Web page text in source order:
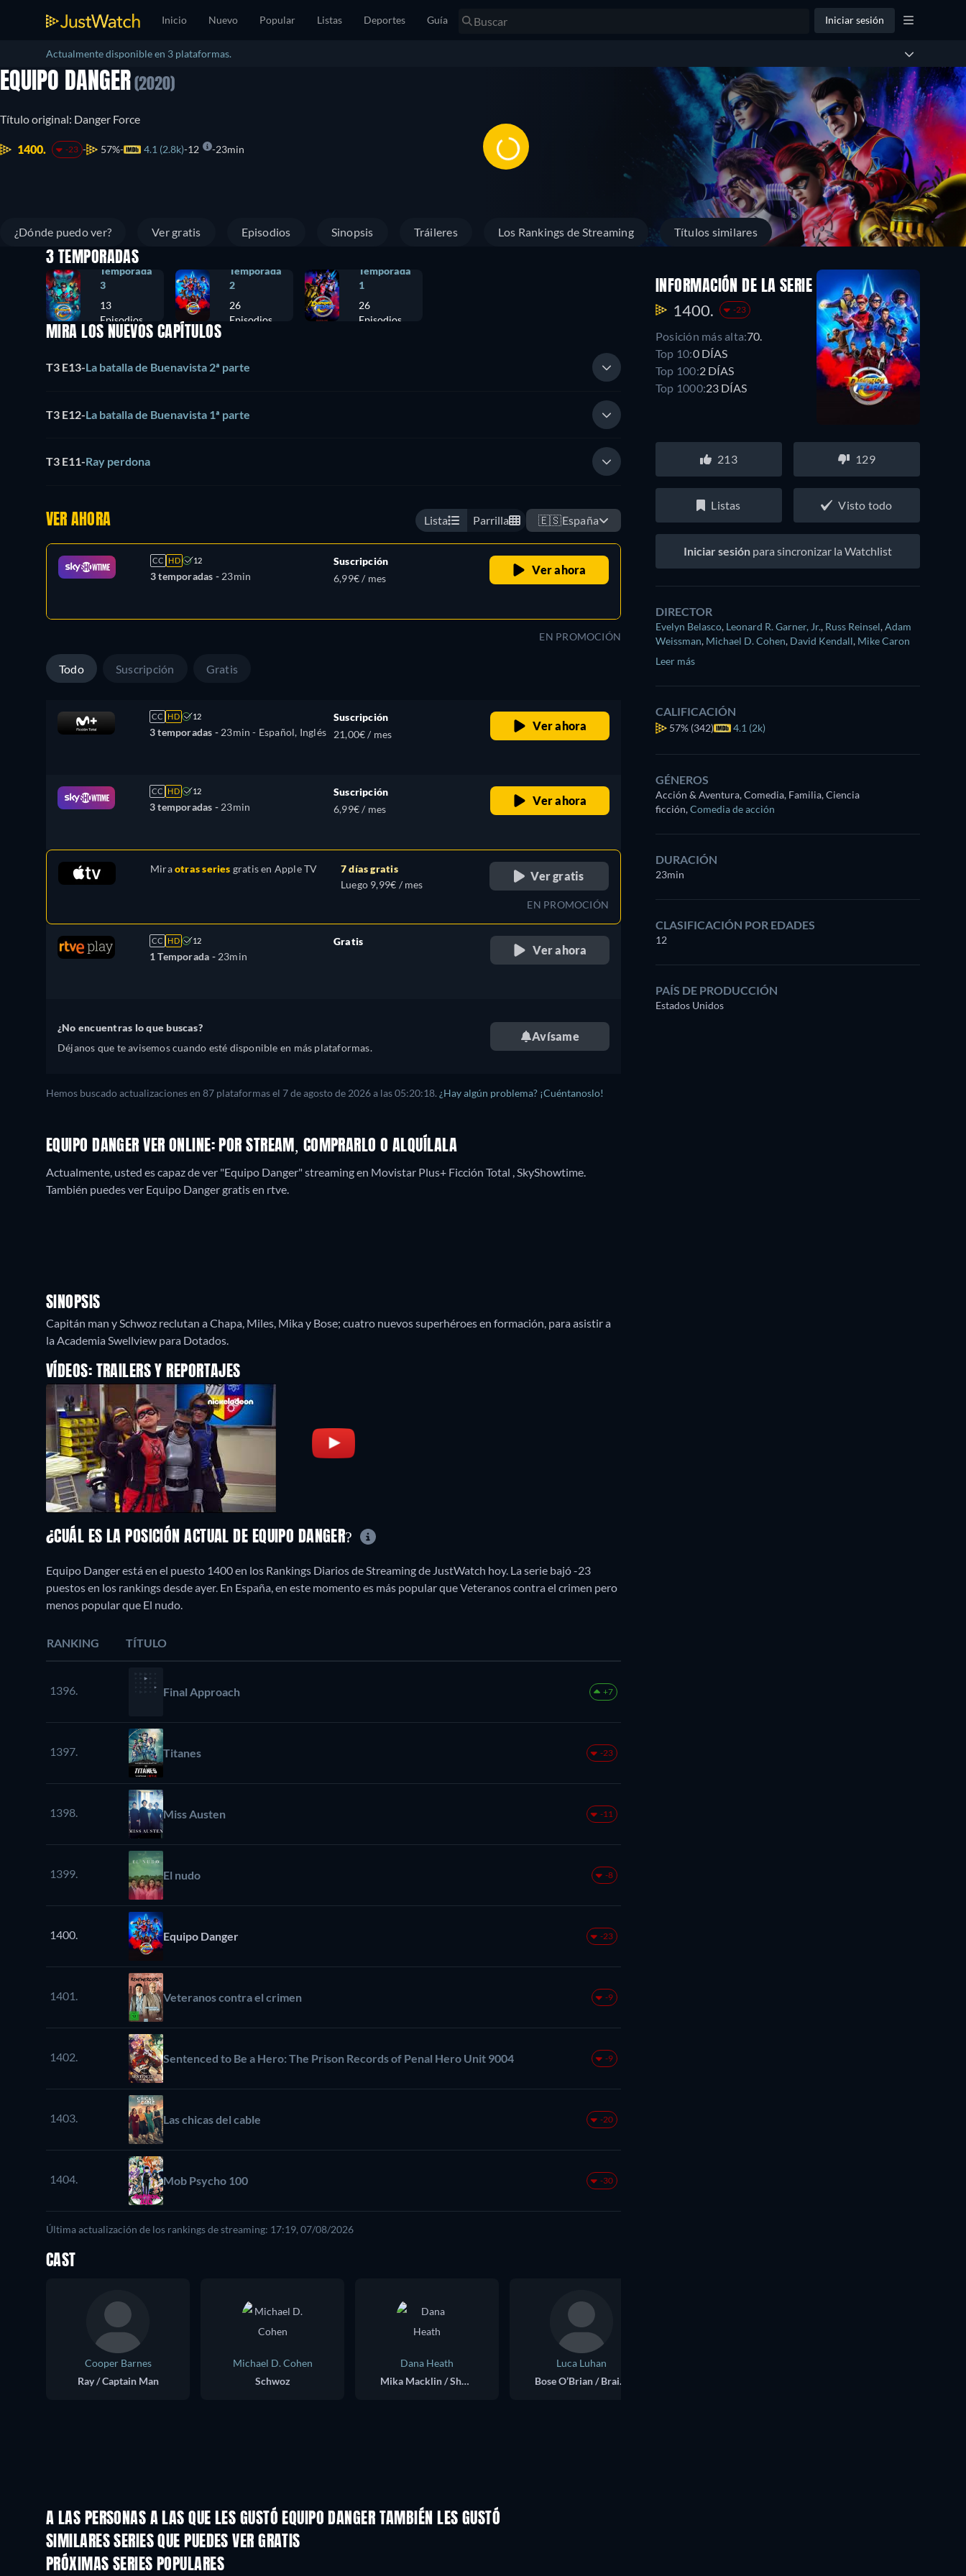
Inicio Nuevo Popular Listas Deportes Guía Iniciar sesión
Actualmente disponible en 3 plataformas.
EQUIPO DANGER (2020)
Título original: Danger Force
1400. -23 57% 4.1 (2.8k) 12 23min
¿Dónde puedo ver? Ver gratis Episodios Sinopsis Tráileres Los Rankings de Streaming Títulos similares
3 TEMPORADAS
Temporada
3
13
Episodios
Temporada
2
26
Episodios
Temporada
1
26
Episodios
MIRA LOS NUEVOS CAPÍTULOS
T3 E13-La batalla de Buenavista 2ª parte
T3 E12-La batalla de Buenavista 1ª parte
T3 E11-Ray perdona
VER AHORA Lista Parrilla 🇪🇸España
CC HD 12
3 temporadas - 23min
Suscripción
6,99€ / mes
Ver ahora
EN PROMOCIÓN
Todo Suscripción Gratis
CC HD 12
3 temporadas - 23min - Español, Inglés
Suscripción
21,00€ / mes
Ver ahora
CC HD 12
3 temporadas - 23min
Suscripción
6,99€ / mes
Ver ahora
Miraotras series gratis en Apple TV
7 días gratis
Luego 9,99€ / mes
Ver gratis
EN PROMOCIÓN
CC HD 12
1 Temporada - 23min
Gratis
Ver ahora
¿No encuentras lo que buscas?
Déjanos que te avisemos cuando esté disponible en más plataformas.
Avísame
Hemos buscado actualizaciones en 87 plataformas el 7 de agosto de 2026a las05:20:18. ¿Hay algún problema? ¡Cuéntanoslo!
EQUIPO DANGER VER ONLINE: POR STREAM, COMPRARLO O ALQUÍLALA
Actualmente, usted es capaz de ver "Equipo Danger" streaming en Movistar Plus+ Ficción Total , SkyShowtime.
También puedes ver Equipo Danger gratis en rtve.
SINOPSIS
Capitán man y Schwoz reclutan a Chapa, Miles, Mika y Bose; cuatro nuevos superhéroes en formación, para asistir a
la Academia Swellview para Dotados.
VÍDEOS: TRAILERS Y REPORTAJES
INFORMACIÓN DE LA SERIE
1400. -23
Posición más alta:70.
Top 10:0 DÍAS
Top 100:2 DÍAS
Top 1000:23 DÍAS
213 129
Listas Visto todo
Iniciar sesión para sincronizar la Watchlist
DIRECTOR
Evelyn Belasco, Leonard R. Garner, Jr., Russ Reinsel,Adam
Weissman, Michael D. Cohen, David Kendall, Mike Caron
Leer más
CALIFICACIÓN
57% (342) 4.1 (2k)
GÉNEROS
Acción & Aventura, Comedia, Familia, Ciencia
ficción,Comedia de acción
DURACIÓN
23min
CLASIFICACIÓN POR EDADES
12
PAÍS DE PRODUCCIÓN
Estados Unidos
¿CUÁL ES LA POSICIÓN ACTUAL DE EQUIPO DANGER?
Equipo Danger está en el puesto 1400 en los Rankings Diarios de Streaming de JustWatch hoy. La serie bajó -23
puestos en los rankings desde ayer. En España, en este momento es más popular que Veteranos contra el crimen pero
menos popular que El nudo.
RANKING TÍTULO
1396. Final Approach +7
1397. Titanes -23
1398. Miss Austen -11
1399. El nudo -8
1400. Equipo Danger -23
1401. Veteranos contra el crimen -9
1402. Sentenced to Be a Hero: The Prison Records of Penal Hero Unit 9004 -9
1403. Las chicas del cable -20
1404. Mob Psycho 100 -30
Última actualización de los rankings de streaming: 17:19, 07/08/2026
CAST
Cooper Barnes
Ray / Captain Man
Michael D. Cohen
Schwoz
Dana Heath
Mika Macklin / Shoutout
Luca Luhan
Bose O’Brian / Brainstorm
A LAS PERSONAS A LAS QUE LES GUSTÓ EQUIPO DANGER TAMBIÉN LES GUSTÓ
TV TV TV
SIMILARES SERIES QUE PUEDES VER GRATIS
PRÓXIMAS SERIES POPULARES
TV